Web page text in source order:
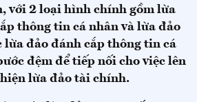
với 2 loại hình chính gồm lừa
thông tin cá nhân và lừa đảo
lừa đảo đánh cắp thông tin cá
đệm để tiếp nối cho việc lên
lừa đảo tài chính.